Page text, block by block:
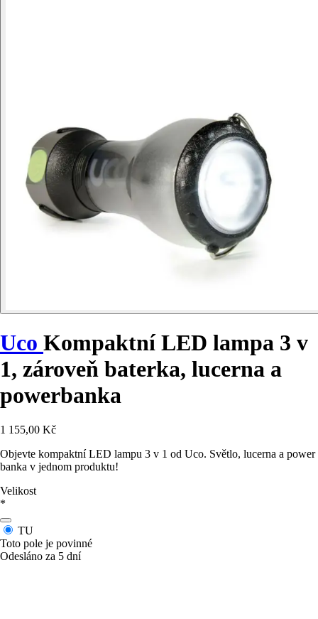
Uco Kompaktní LED lampa 3 v
1, zároveň baterka, lucerna a
powerbanka
1 155,00 Kč
Objevte kompaktní LED lampu 3 v 1 od Uco. Světlo, lucerna a power
banka v jednom produktu!
Velikost
*
TU
Toto pole je povinné
Odesláno za 5 dní